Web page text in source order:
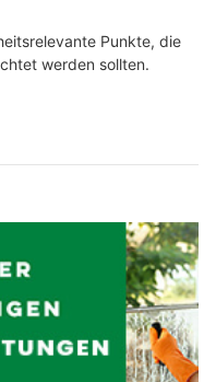
Punkte, die
werden sollten.